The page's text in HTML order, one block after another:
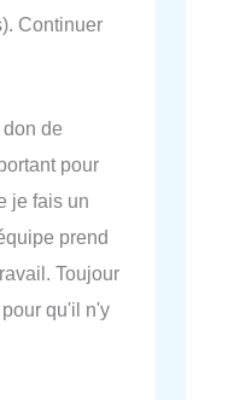
Continuer
de
pour
je fais un
prend
Toujour
qu'il n'y